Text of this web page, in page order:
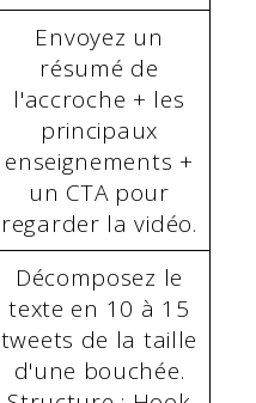
Envoyez un
résumé de
l'accroche + les
principaux
enseignements +
un CTA pour
regarder la vidéo.
Décomposez le
texte en 10 à 15
tweets de la taille
d'une bouchée.